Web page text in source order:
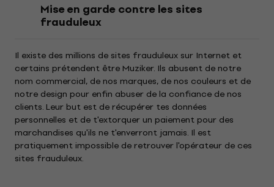
Mise en garde contre les sites
frauduleux
Il existe des millions de sites frauduleux sur Internet et
certains prétendent être Muziker. Ils abusent de notre
nom commercial, de nos marques, de nos couleurs et de
notre design pour enfin abuser de la confiance de nos
clients. Leur but est de récupérer tes données
personnelles et de t'extorquer un paiement pour des
marchandises qu'ils ne t'enverront jamais. Il est
pratiquement impossible de retrouver l'opérateur de ces
sites frauduleux.